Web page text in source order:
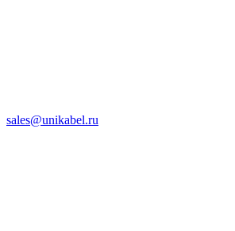
sales@unikabel.ru